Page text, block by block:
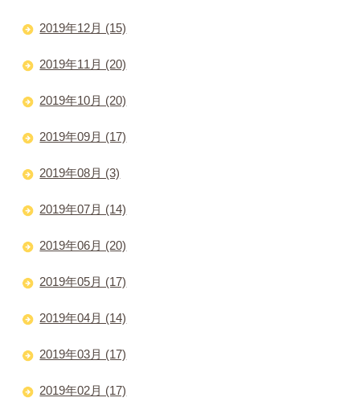
2019年12月 (15)
2019年11月 (20)
2019年10月 (20)
2019年09月 (17)
2019年08月 (3)
2019年07月 (14)
2019年06月 (20)
2019年05月 (17)
2019年04月 (14)
2019年03月 (17)
2019年02月 (17)